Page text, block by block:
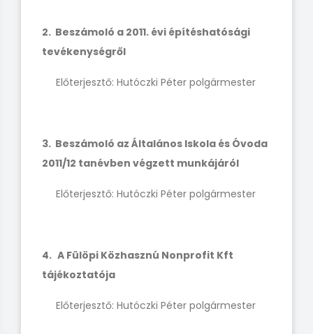
2. Beszámoló a 2011. évi építéshatósági
tevékenységről
Előterjesztő: Hutóczki Péter polgármester
3. Beszámoló az Általános Iskola és Óvoda
2011/12 tanévben végzett munkájáról
Előterjesztő: Hutóczki Péter polgármester
4. A Fülöpi Közhasznú Nonprofit Kft
tájékoztatója
Előterjesztő: Hutóczki Péter polgármester